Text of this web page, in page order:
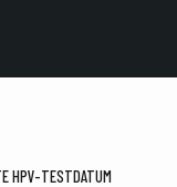
HPV-TESTDATUM